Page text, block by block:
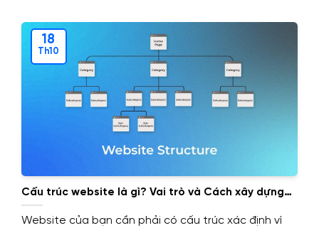
Cấu trúc website là gì? Vai trò và Cách xây dựng
cấu trúc website.
Website của bạn cần phải có cấu trúc xác định vì
18
Th10